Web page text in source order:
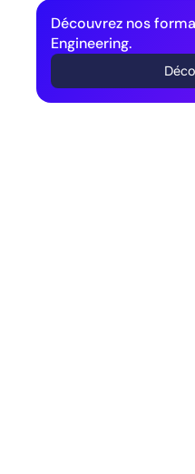
Découvrez nos
Engineering.